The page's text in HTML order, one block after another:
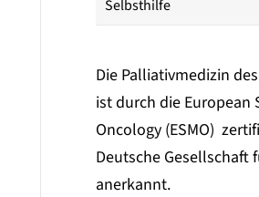
Selbsthilfe
Die Palliativmedizin
ist durch die European
Oncology (ESMO)
Deutsche Gesellschaft
anerkannt.